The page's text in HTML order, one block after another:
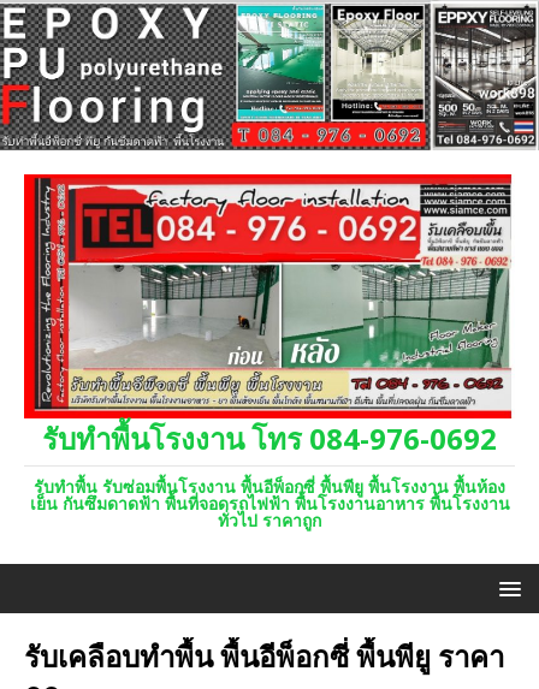
รับทำพื้นโรงงาน โทร 084-976-0692
รับทำพื้น รับซ่อมพื้นโรงงาน พื้นอีพ็อกซี่ พื้นพียู พื้นโรงงาน พื้นห้อง
เย็น กันซึมดาดฟ้า พื้นที่จอดรถไฟฟ้า พื้นโรงงานอาหาร พื้นโรงงาน
ทั่วไป ราคาถูก
รับเคลือบทำพื้น พื้นอีพ็อกซี่ พื้นพียู ราคา